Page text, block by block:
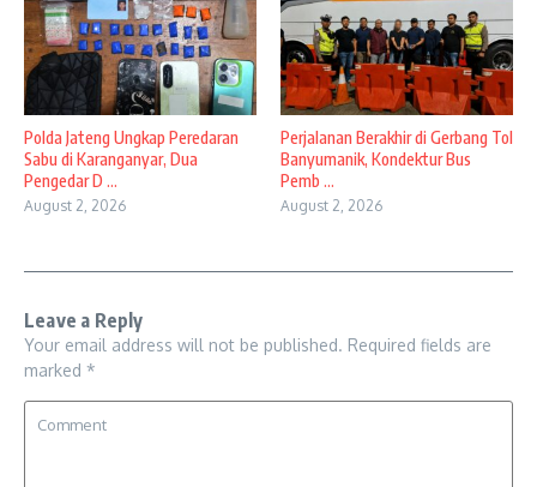
Polda Jateng Ungkap Peredaran
Sabu di Karanganyar, Dua
Pengedar D ...
August 2, 2026
Perjalanan Berakhir di Gerbang Tol
Banyumanik, Kondektur Bus
Pemb ...
August 2, 2026
Leave a Reply
Your email address will not be published. Required fields are
marked *